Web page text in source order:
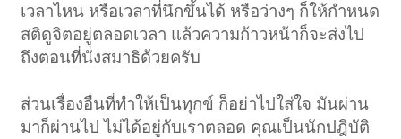
เวลาไหน หรือเวลาที่นึกขึ้นได้ หรือว่างๆ ก็ให้กำหนด
สติดูจิตอยู่ตลอดเวลา แล้วความก้าวหน้าก็จะส่งไป
ถึงตอนที่นั่งสมาธิด้วยครับ
ส่วนเรื่องอื่นที่ทำให้เป็นทุกข์ ก็อย่าไปใส่ใจ มันผ่าน
มาก็ผ่านไป ไม่ได้อยู่กับเราตลอด คุณเป็นนักปฎิบัติ